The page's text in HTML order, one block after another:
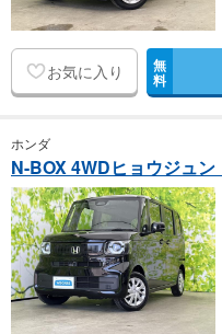
お気に入り 無
料
ホンダ
N-BOX 4WDヒョウジュン